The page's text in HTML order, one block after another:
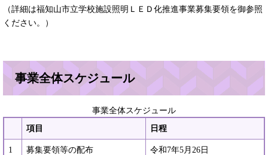
（詳細は福知山市立学校施設照明ＬＥＤ化推進事業募集要領を御参照
ください。）
事業全体スケジュール
事業全体スケジュール
項目
日程
1 募集要領等の配布 令和7年5月26日